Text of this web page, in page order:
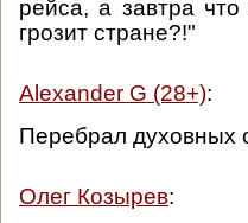
рейса, а завтра
грозит стране?!"
Alexander G (28+):
Перебрал духовных
Олег Козырев: